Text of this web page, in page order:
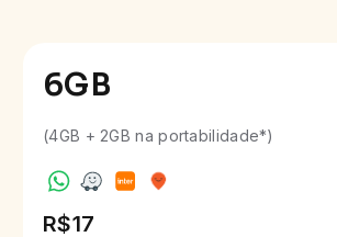
6GB
(4GB + 2GB na portabilidade*)
R$17